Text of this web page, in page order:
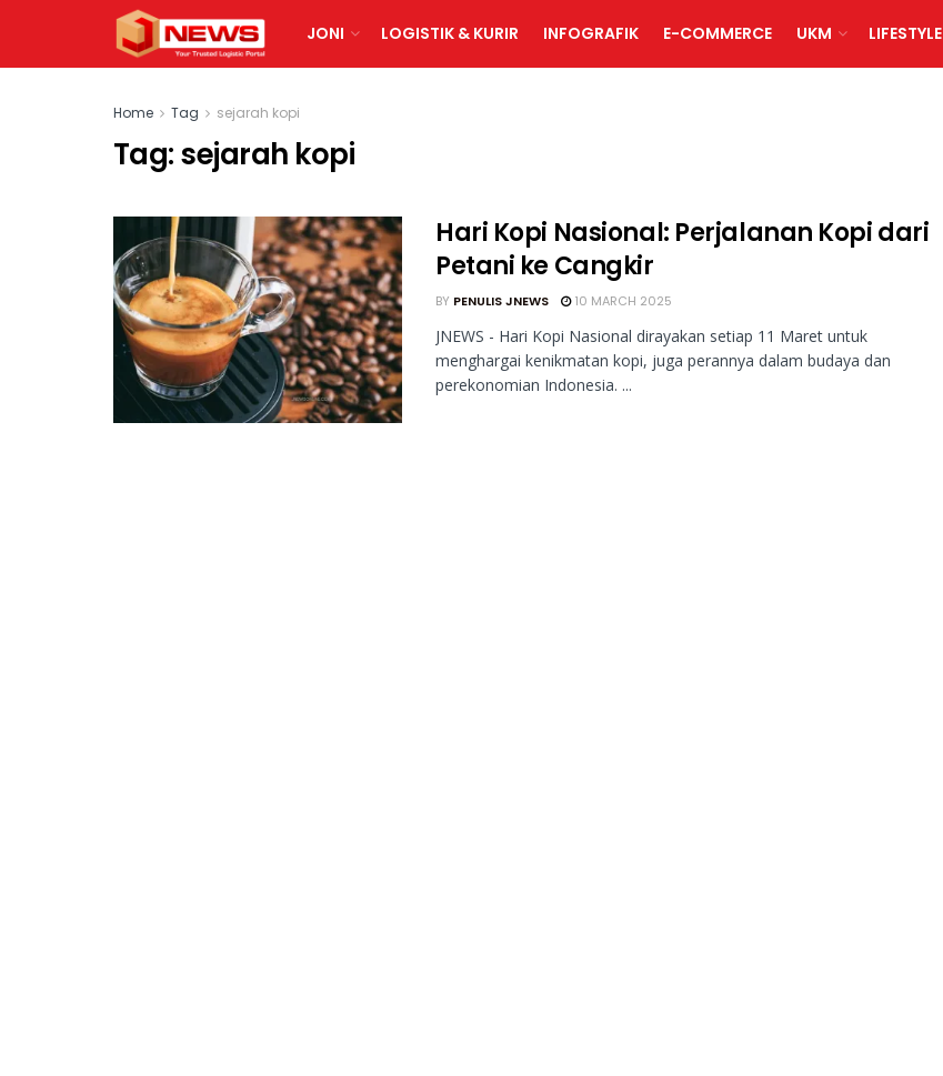
JONI LOGISTIK & KURIR INFOGRAFIK E-COMMERCE UKM LIFESTYLE
Home Tag sejarah kopi
Tag:sejarah kopi
Hari Kopi Nasional: Perjalanan Kopi dari
Petani ke Cangkir
BY PENULIS JNEWS 10 MARCH 2025
JNEWS - Hari Kopi Nasional dirayakan setiap 11 Maret untuk
menghargai kenikmatan kopi, juga perannya dalam budaya dan
perekonomian Indonesia. ...